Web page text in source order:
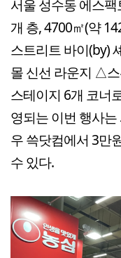
서울 성수동 에스
개 층, 4700㎡(약
스트리트 바이(by)
몰 신선 라운지 △
스테이지 6개 코너
영되는 이번 행사
우 쓱닷컴에서 3만
수 있다.